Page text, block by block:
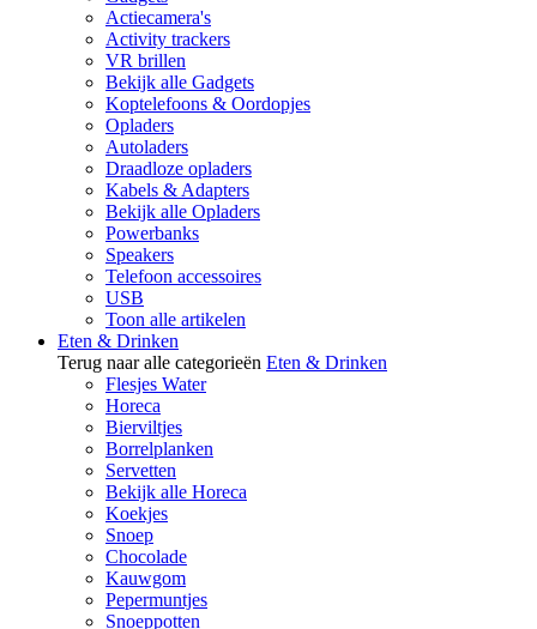
Actiecamera's
Activity trackers
VR brillen
Bekijk alle Gadgets
Koptelefoons & Oordopjes
Opladers
Autoladers
Draadloze opladers
Kabels & Adapters
Bekijk alle Opladers
Powerbanks
Speakers
Telefoon accessoires
USB
Toon alle artikelen
Eten & Drinken
Terug naar alle categorieën Eten & Drinken
Flesjes Water
Horeca
Bierviltjes
Borrelplanken
Servetten
Bekijk alle Horeca
Koekjes
Snoep
Chocolade
Kauwgom
Pepermuntjes
Snoeppotten